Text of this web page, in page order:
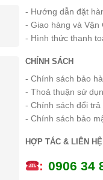
- Hướng dẫn đặt
- Giao hàng và Vận
- Hình thức thanh
CHÍNH SÁCH
- Chính sách bảo
- Thoả thuận sử
- Chính sách đổi trả
- Chính sách bảo
HỢP TÁC & LIÊN HỆ
: 0906 34